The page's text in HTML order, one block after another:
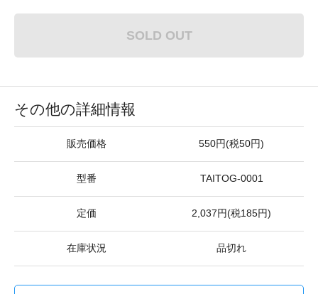
SOLD OUT
その他の詳細情報
販売価格 550円(税50円)
型番 TAITOG-0001
定価 2,037円(税185円)
在庫状況 品切れ